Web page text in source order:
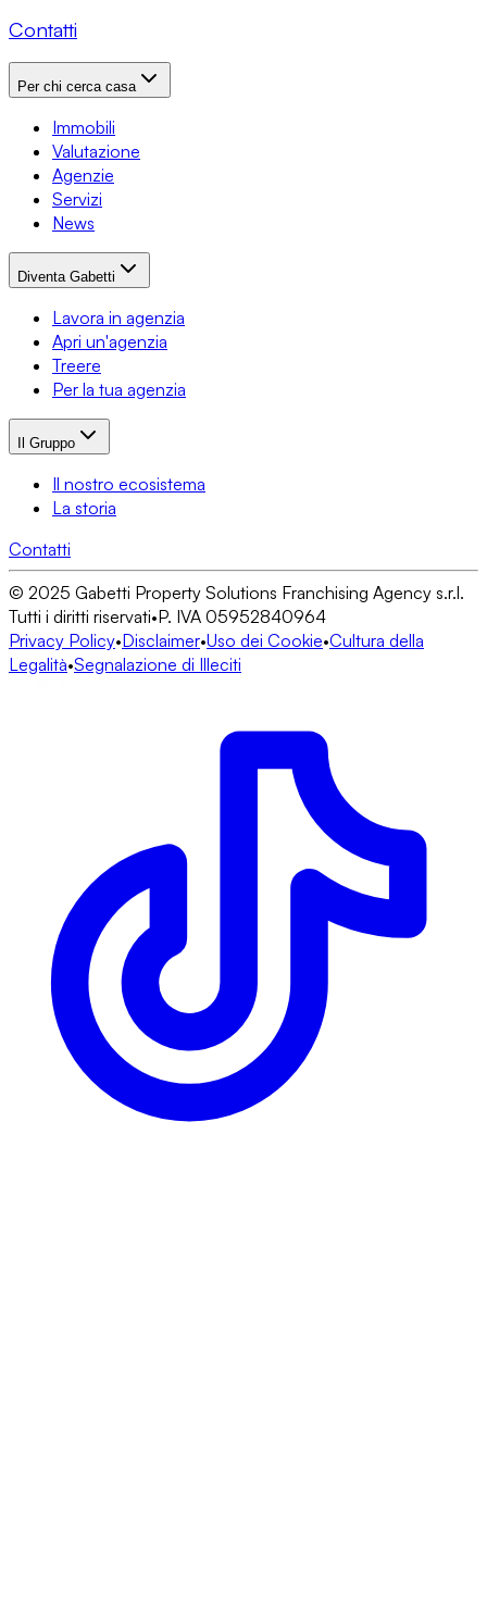
Contatti
Per chi cerca casa
Immobili
Valutazione
Agenzie
Servizi
News
Diventa Gabetti
Lavora in agenzia
Apri un'agenzia
Treere
Per la tua agenzia
Il Gruppo
Il nostro ecosistema
La storia
Contatti
© 2025 Gabetti Property Solutions Franchising Agency s.r.l.
Tutti i diritti riservati•P. IVA 05952840964
Privacy Policy•Disclaimer•Uso dei Cookie•Cultura della
Legalità•Segnalazione di Illeciti